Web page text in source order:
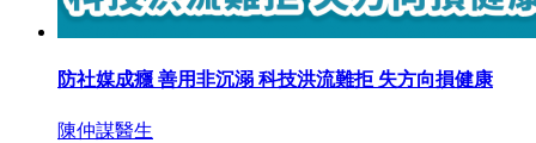
防社媒成癮 善用非沉溺 科技洪流難拒 失方向損健康
陳仲謀醫生